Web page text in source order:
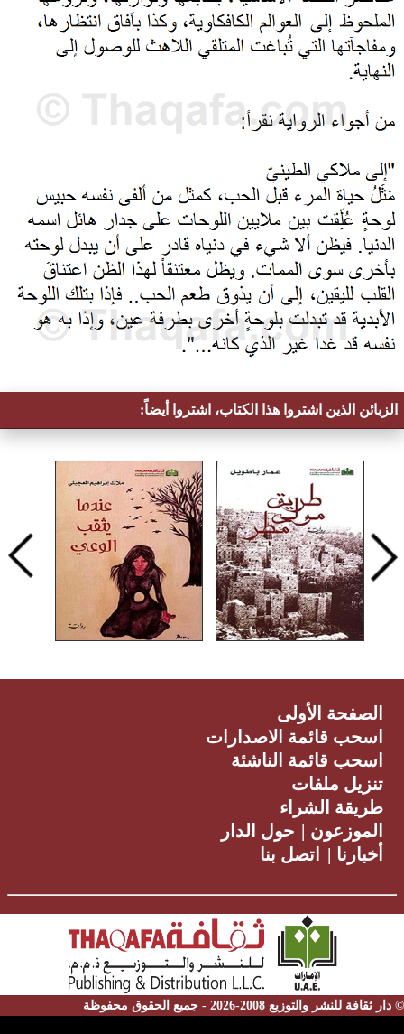
الزبائن الذين اشتروا هذا الكتاب، اشتروا أيضاً:
© دار ثقافة للنشر والتوزيع 2008-2026 - جميع الحقوق محفوظة
الصفحة الأولى
اسحب قائمة الاصدارات
اسحب قائمة الناشئة
تنزيل ملفات
طريقة الشراء
الموزعون | حول الدار
أخبارنا | اتصل بنا